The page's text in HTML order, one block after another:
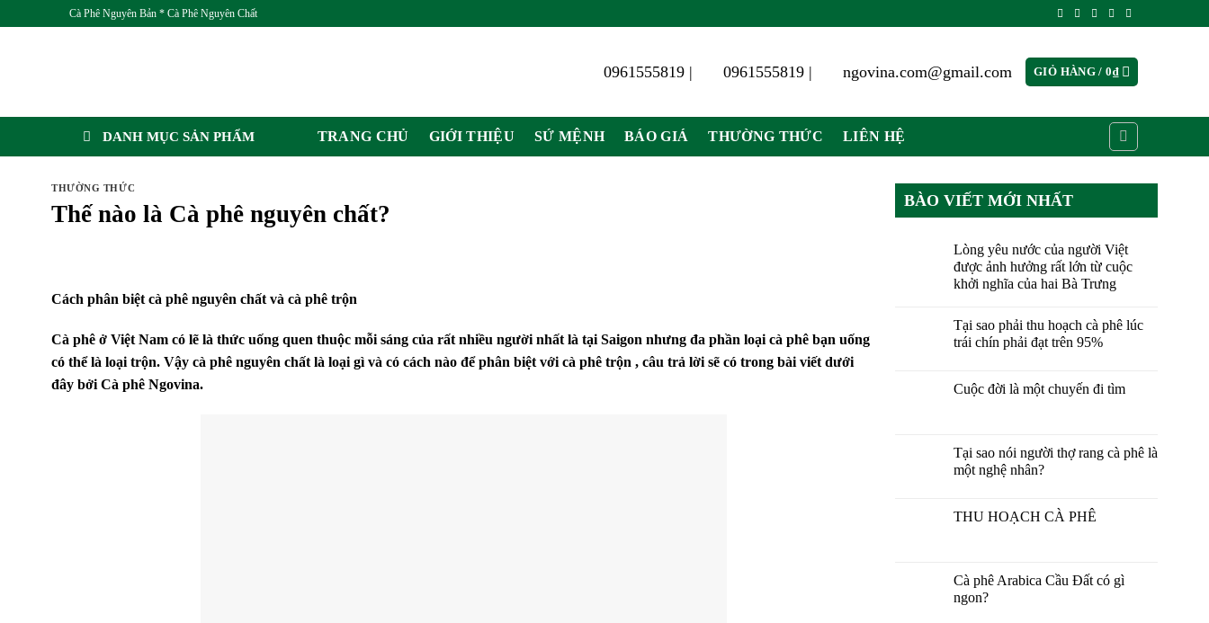
Cà Phê Nguyên Bản * Cà Phê Nguyên Chất
0961555819 | 0961555819 | ngovina.com@gmail.com GIỎ HÀNG /0₫
DANH MỤC SẢN PHẨM TRANG CHỦ GIỚI THIỆU SỨ MỆNH BÁO GIÁ THƯỜNG THỨC LIÊN HỆ
THƯỜNG THỨC
Thế nào là Cà phê nguyên chất?
Cách phân biệt cà phê nguyên chất và cà phê trộn
Cà phê ở Việt Nam có lẽ là thức uống quen thuộc mỗi sáng của rất nhiều người nhất là tại Saigon nhưng đa phần loại cà phê bạn uống
có thể là loại trộn. Vậy cà phê nguyên chất là loại gì và có cách nào để phân biệt với cà phê trộn , câu trả lời sẽ có trong bài viết dưới
đây bởi Cà phê Ngovina.
BÀO VIẾT MỚI NHẤT
Lòng yêu nước của người Việt
được ảnh hưởng rất lớn từ cuộc
khởi nghĩa của hai Bà Trưng
Tại sao phải thu hoạch cà phê lúc
trái chín phải đạt trên 95%
Cuộc đời là một chuyến đi tìm
Tại sao nói người thợ rang cà phê là
một nghệ nhân?
THU HOẠCH CÀ PHÊ
Cà phê Arabica Cầu Đất có gì
ngon?